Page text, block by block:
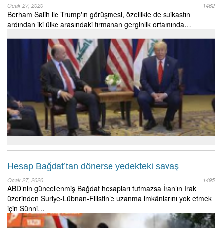
Ocak 27, 2020 1462
Berham Salih ile Trump'ın görüşmesi, özellikle de suikastın
ardından iki ülke arasındaki tırmanan gerginlik ortamında…
Hesap Bağdat’tan dönerse yedekteki savaş
Ocak 27, 2020 1495
ABD’nin güncellenmiş Bağdat hesapları tutmazsa İran’ın Irak
üzerinden Suriye-Lübnan-Filistin’e uzanma imkânlarını yok etmek
için Sünni…